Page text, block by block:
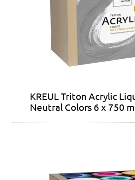
KREUL Triton Acrylic
Neutral Colors 6 x 750